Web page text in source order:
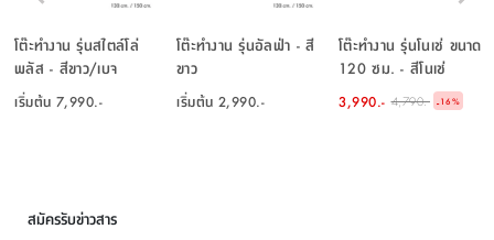
โต๊ะทำงาน รุ่นสไตล์โล่
พลัส - สีขาว/เบจ
เริ่มต้น 7,990.-
โต๊ะทำงาน รุ่นอัลฟ่า - สี
ขาว
เริ่มต้น 2,990.-
โต๊ะทำงาน รุ่นโนเช่ ขนาด
120 ซม. - สีโนเช่
แชมเปญ/ดำแอนทราไซต์
3,990.- 4,790.- -16%
สมัครรับข่าวสาร